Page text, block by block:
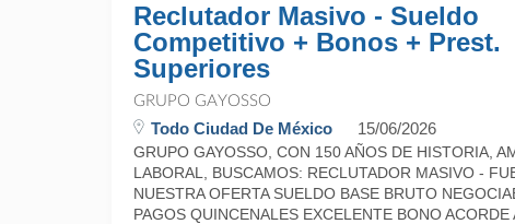
Reclutador Masivo - Sueldo
Competitivo + Bonos + Prest.
Superiores
GRUPO GAYOSSO
Todo Ciudad De México 15/06/2026
GRUPO GAYOSSO, CON 150 AÑOS DE HISTORIA,
LABORAL, BUSCAMOS: RECLUTADOR MASIVO -
NUESTRA OFERTA SUELDO BASE BRUTO
PAGOS QUINCENALES EXCELENTE BONO ACORDE